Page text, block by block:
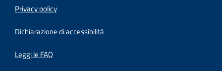
Privacy policy
Dichiarazione di accessibilità
Leggi le FAQ